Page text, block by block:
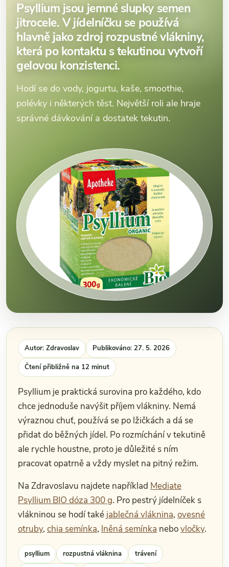
Psyllium jsou jemné slupky semen
jitrocele. V jídelníčku se používá
hlavně jako zdroj rozpustné vlákniny,
která po kontaktu s tekutinou vytvoří
gelovou konzistenci.
Hodí se do vody, jogurtu, kaše, smoothie,
polévky i některých těst. Největší roli ale hraje
správné dávkování a dostatek tekutin.
Autor: Zdravoslav Publikováno: 27. 5. 2026
Čtení přibližně na 12 minut
Psyllium je praktická surovina pro každého, kdo
chce jednoduše navýšit příjem vlákniny. Nemá
výraznou chuť, používá se po lžičkách a dá se
přidat do běžných jídel. Po rozmíchání v tekutině
ale rychle houstne, proto je důležité s ním
pracovat opatrně a vždy myslet na pitný režim.
Na Zdravoslavu najdete například Mediate
Psyllium BIO dóza 300 g. Pro pestrý jídelníček s
vlákninou se hodí také jablečná vláknina, ovesné
otruby, chia semínka, lněná semínka nebovločky.
psyllium rozpustná vláknina trávení